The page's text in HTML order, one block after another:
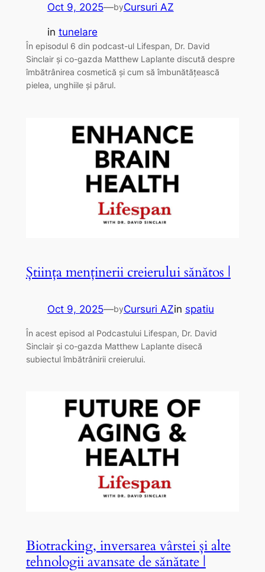
Oct 9, 2025—byCursuri AZ
in tunelare
În episodul 6 din podcast-ul Lifespan, Dr. David
Sinclair și co-gazda Matthew Laplante discută despre
îmbătrânirea cosmetică și cum să îmbunătățească
pielea, unghiile și părul.
Știința menținerii creierului sănătos |
Oct 9, 2025—byCursuri AZin spatiu
În acest episod al Podcastului Lifespan, Dr. David
Sinclair și co-gazda Matthew Laplante disecă
subiectul îmbătrânirii creierului.
Biotracking, inversarea vârstei și alte
tehnologii avansate de sănătate |